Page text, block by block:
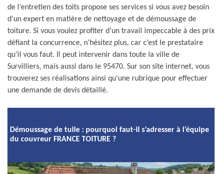
de l’entretien des toits propose ses services si vous avez besoin
d’un expert en matière de nettoyage et de démoussage de
toiture. Si vous voulez profiter d’un travail impeccable à des prix
défiant la concurrence, n’hésitez plus, car c’est le prestataire
qu’il vous faut. Il peut intervenir dans toute la ville de
Survilliers, mais aussi dans le 95470. Sur son site internet, vous
trouverez ses réalisations ainsi qu’une rubrique pour effectuer
une demande de devis détaillé.
Démoussage de tuile : pourquoi faut-il s’adresser à l’équipe
du couvreur FRANCE TOITURE ?